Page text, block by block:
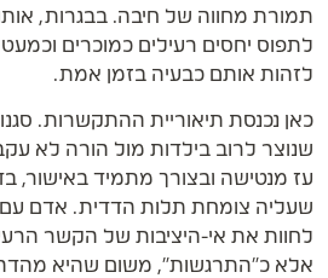
תמורת מחווה של חיבה. בבגרות,
לתפוס יחסים רעילים כמוכרים וכמעט
לזהות אותם כבעיה בזמן אמת.
כאן נכנסת תיאוריית ההתקשרות.
שנוצר לרוב בילדות מול הורה לא
עז מנטישה ובצורך מתמיד באישור,
שעליה צומחת תלות הדדית. אדם עם
לחוות את אי-היציבות של הקשר
אלא כ"התרגשות", משום שהיא